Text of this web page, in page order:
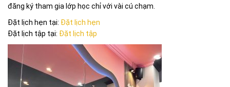
đăng ký tham gia lớp học chỉ với vài cú chạm.
Đặt lịch hẹn tại: Đặt lịch hẹn
Đặt lịch tập tại: Đặt lịch tập